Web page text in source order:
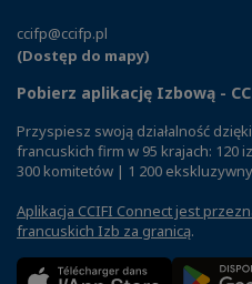
ccifp@ccifp.pl
(Dostęp do mapy)
Pobierz aplikację Izbową -
Przyspiesz swoją działalność
francuskich firm w 95 krajach: 120
300 komitetów | 1 200
Aplikacja CCIFI Connect jest
francuskich Izb za granicą.